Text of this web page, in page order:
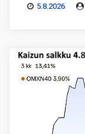
5.8.2026